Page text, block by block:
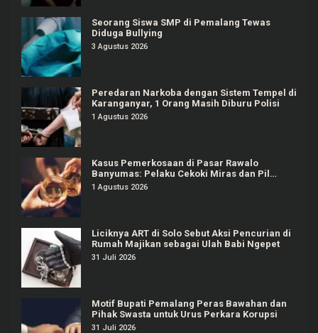
Seorang Siswa SMP di Pemalang Tewas
Diduga Bullying
3 Agustus 2026
Peredaran Narkoba dengan Sistem Tempel di
Karanganyar, 1 Orang Masih Diburu Polisi
1 Agustus 2026
Kasus Pemerkosaan di Pasar Rawalo
Banyumas: Pelaku Cekoki Miras dan Pil
Koplo
1 Agustus 2026
Liciknya ART di Solo Sebut Aksi Pencurian di
Rumah Majikan sebagai Ulah Babi Ngepet
31 Juli 2026
Motif Bupati Pemalang Peras Bawahan dan
Pihak Swasta untuk Urus Perkara Korupsi
31 Juli 2026